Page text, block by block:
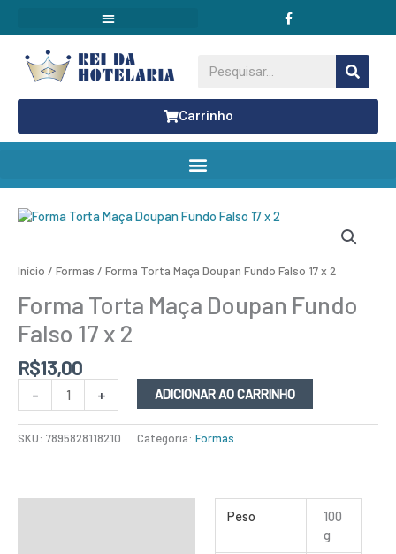
o
conteúdo
a
Carrinho
Início / Formas / Forma Torta Maça Doupan Fundo Falso 17 x 2
Forma Torta Maça Doupan Fundo
Falso 17 x 2
R$13,00
-
Forma
Fundo
Falso
17
x
2
quantidade
+ ADICIONAR AO CARRINHO
SKU: 7895828118210 Categoria: Formas
Peso
100
g